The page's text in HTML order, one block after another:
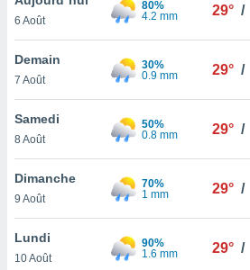
et
»,
au
vous
qu'ils
ou
le
6 Août
80%
4.2 mm
29° /
Demain
7 Août
30%
0.9 mm
29° /
Samedi
8 Août
50%
0.8 mm
29° /
Dimanche
9 Août
70%
1 mm
29° /
Lundi
10 Août
90%
1.6 mm
29° /